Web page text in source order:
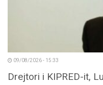
09/08/2026 - 15:33
Drejtori i KIPRED-it,